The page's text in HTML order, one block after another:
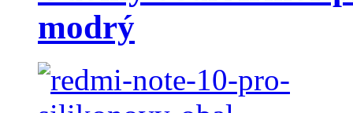
modrý